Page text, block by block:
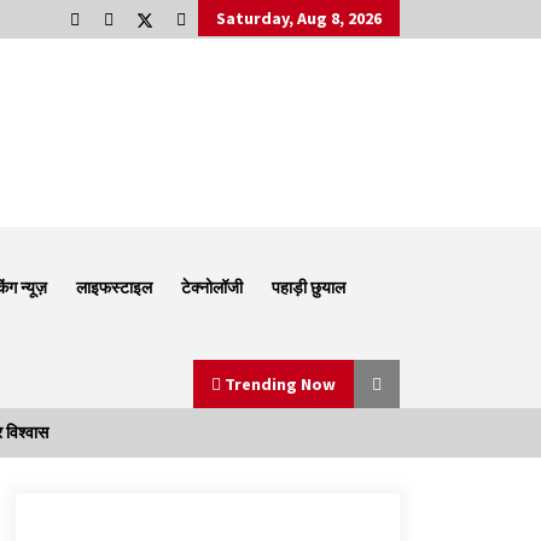
Saturday, Aug 8, 2026
न्यूज़ लाइफस्टाइल टेक्नोलॉजी पहाड़ी छुयाल
Trending Now